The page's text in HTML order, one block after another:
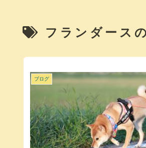
フランダース
ブログ